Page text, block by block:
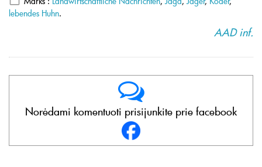
lebendes Huhn.
AAD inf.
Norėdami komentuoti prisijunkite prie facebook